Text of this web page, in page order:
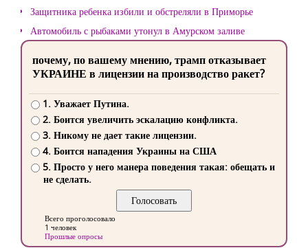
Защитника ребенка избили и обстреляли в Приморье
Автомобиль с рыбаками утонул в Амурском заливе
почему, по вашему мнению, трамп отказывает
УКРАИНЕ в лицензии на производство ракет?
1. Уважает Путина.
2. Боится увеличить эскалацию конфликта.
3. Никому не дает такие лицензии.
4. Боится нападения Украины на США
5. Просто у него манера поведения такая: обещать и
не сделать.
Всего проголосовало
1 человек
Прошлые опросы